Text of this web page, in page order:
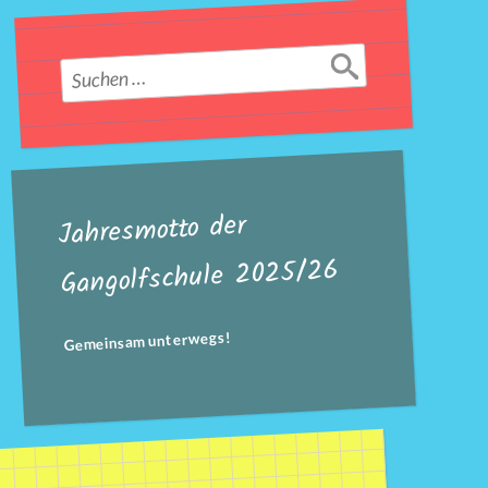
Suchen
nach:
Jahresmotto der
Gangolfschule 2025/26
Gemeinsam unterwegs!